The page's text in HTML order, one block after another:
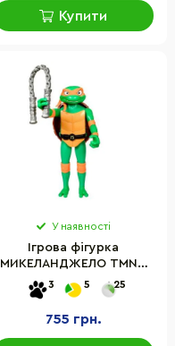
Купити
У наявності
Ігрова фігурка
МИКЕЛАНДЖЕЛО TMNT
83223 серії «Черепашки-
Ніндзя MOVIE III»
3 5 25
755 грн.